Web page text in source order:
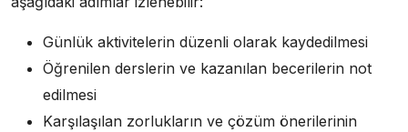
Günlük aktivitelerin düzenli olarak kaydedilmesi
Öğrenilen derslerin ve kazanılan becerilerin not
edilmesi
Karşılaşılan zorlukların ve çözüm önerilerinin